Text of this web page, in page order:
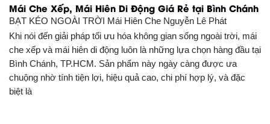
Mái Che Xếp, Mái Hiên Di Động Giá Rẻ tại Bình Chánh
BẠT KÉO NGOÀI TRỜI
Mái Hiên Che Nguyễn Lê Phát
Khi nói đến giải pháp tối ưu hóa không gian sống ngoài trời, mái
che xếp và mái hiên di động luôn là những lựa chọn hàng đầu tại
Bình Chánh, TP.HCM. Sản phẩm này ngày càng được ưa
chuộng nhờ tính tiện lợi, hiệu quả cao, chi phí hợp lý, và đặc
biệt là